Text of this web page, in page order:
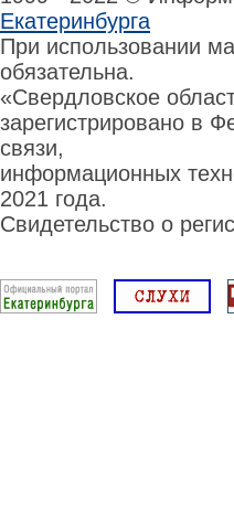
Екатеринбурга
При использовании
обязательна.
«Свердловское
зарегистрировано в
связи,
информационных
2021 года.
Свидетельство о